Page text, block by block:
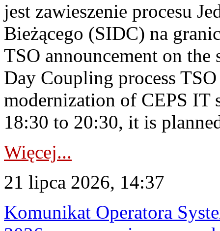
jest zawieszenie procesu
Bieżącego (SIDC) na
TSO announcement on
Day Coupling process
modernization of CEPS IT
18:30 to 20:30, it is
Więcej...
21 lipca 2026, 14:37
Komunikat Operatora